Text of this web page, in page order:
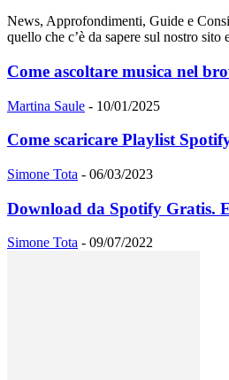
News, Approfondimenti, Guide e
quello che c’è da sapere sul nostro sito
Come ascoltare musica nel
Martina Saule - 10/01/2025
Come scaricare Playlist
Simone Tota - 06/03/2023
Download da Spotify Gratis.
Simone Tota - 09/07/2022